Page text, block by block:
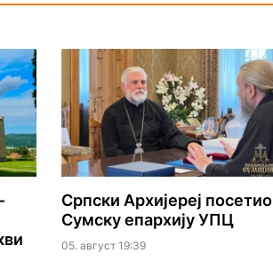
Српски Архијереј посетио
Сумску епархију УПЦ
05. август 19:39